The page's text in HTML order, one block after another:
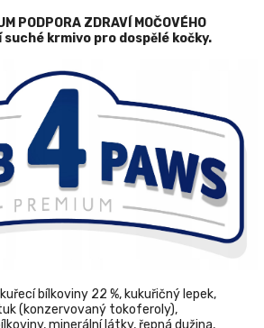
PODPORA ZDRAVÍ MOČOVÉHO
suché krmivo pro dospělé kočky.
bílkoviny 22 %, kukuřičný lepek,
(konzervovaný tokoferoly),
minerální látky, řepná dužina,